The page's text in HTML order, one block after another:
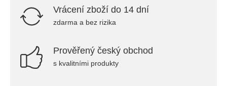
Vrácení zboží do 14 dní
zdarma a bez rizika
Prověřený český obchod
s kvalitními produkty